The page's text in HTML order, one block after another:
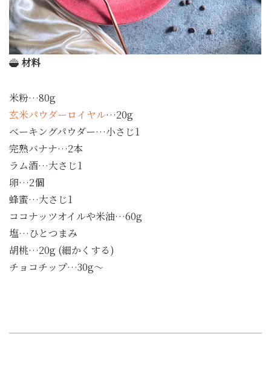
材料
米粉…80g
玄米パウダーロイヤル…20g
ベーキングパウダー…小さじ1
完熟バナナ…2本
ラム酒…大さじ1
卵…2個
蜂蜜…大さじ1
ココナッツオイルや米油…60g
塩…ひとつまみ
胡桃…20g (細かくする)
チョコチップ…30g〜